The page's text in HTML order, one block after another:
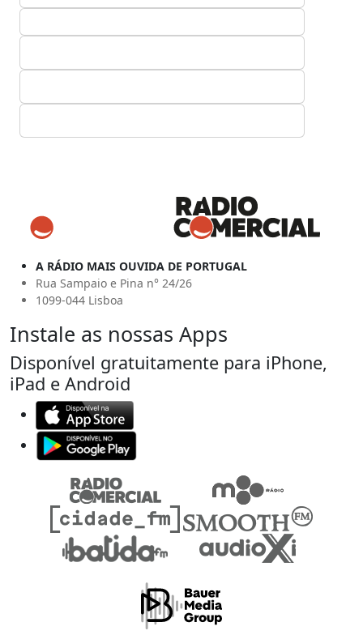
A RÁDIO MAIS OUVIDA DE PORTUGAL
Rua Sampaio e Pina n° 24/26
1099-044 Lisboa
Instale as nossas Apps
Disponível gratuitamente para iPhone,
iPad e Android